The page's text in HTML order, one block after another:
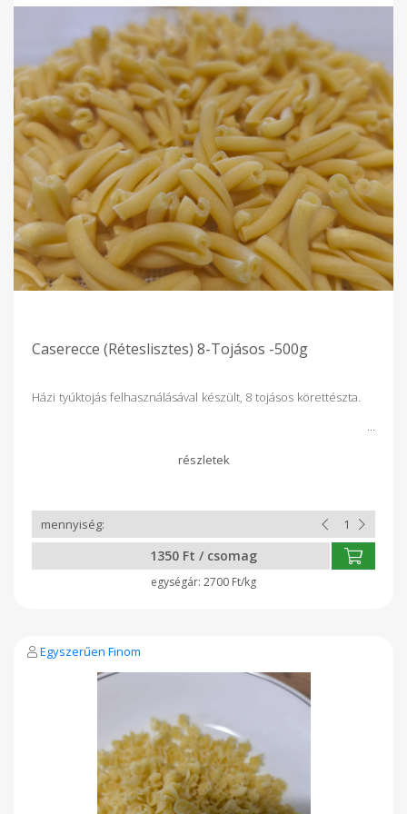
tartalma is hozzájárul a könnyebb emészthetőséghez, így és
a benne lévő tápanyagok jobban fel tudnak szívódni. Az ősi
búzafajták, ahogy az alakor is, jóval kevesebb glutént
tartalmaz. Az alakor ugyanis nem tartalmazza az alfa-gliadin
nevű gluténcsoportot, ami általában az érzékenységet
kiváltja. (ennek ellenére, gluténérzékenység esetén az
alakorbúza kipróbálását minden esetben orvosi konzultáció
előzze meg! )
Caserecce (Réteslisztes) 8-Tojásos -500g
Házi tyúktojás felhasználásával készült, 8 tojásos körettészta.
1350 Ft / csomag
2700 Ft/kg
Egyszerűen Finom